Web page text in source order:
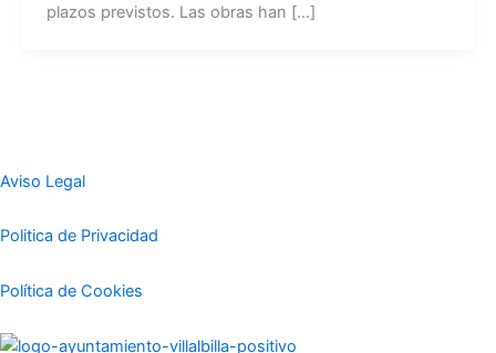
plazos previstos. Las obras han […]
Aviso Legal
Politica de Privacidad
Política de Cookies